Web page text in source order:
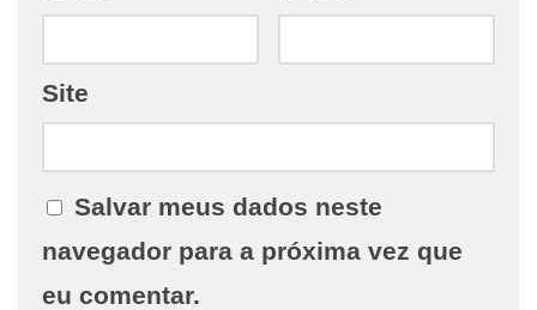
Site
Salvar meus dados neste
navegador para a próxima vez que
eu comentar.